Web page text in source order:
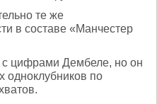
те же
в составе «Манчестер
с цифрами Дембеле, но он
одноклубников по